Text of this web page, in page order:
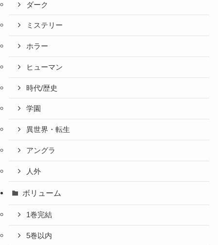
ダーク
ミステリー
ホラー
ヒューマン
時代/歴史
学園
異世界・転生
アングラ
人外
ボリューム
1巻完結
5巻以内